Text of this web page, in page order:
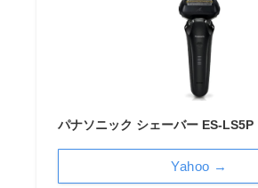
パナソニック シェーバー ES-LS5P
Yahoo →